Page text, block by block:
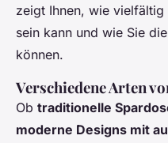
zeigt Ihnen, wie
sein kann und wie Sie
können.
Verschiedene Arten
Ob traditionelle
moderne Designs mit